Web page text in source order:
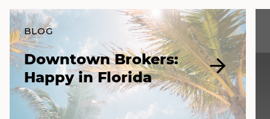
BLOG
Downtown Brokers:
Happy in Florida